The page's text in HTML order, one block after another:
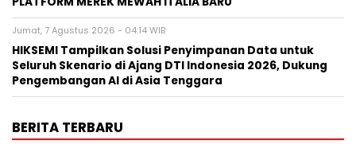
Jumat, 7 Agustus 2026 - 04:14 WIB
HIKSEMI Tampilkan Solusi Penyimpanan Data untuk
Seluruh Skenario di Ajang DTI Indonesia 2026, Dukung
Pengembangan AI di Asia Tenggara
BERITA TERBARU